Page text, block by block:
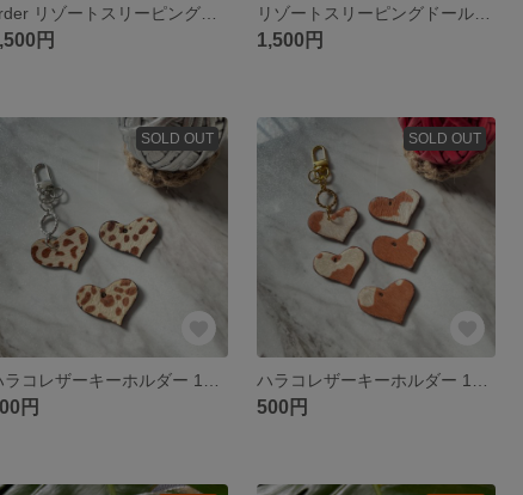
order リゾートスリーピングドール
円
リゾートスリーピングドール グレー
1,500円
SOLD OUT
円
SOLD OUT
500円